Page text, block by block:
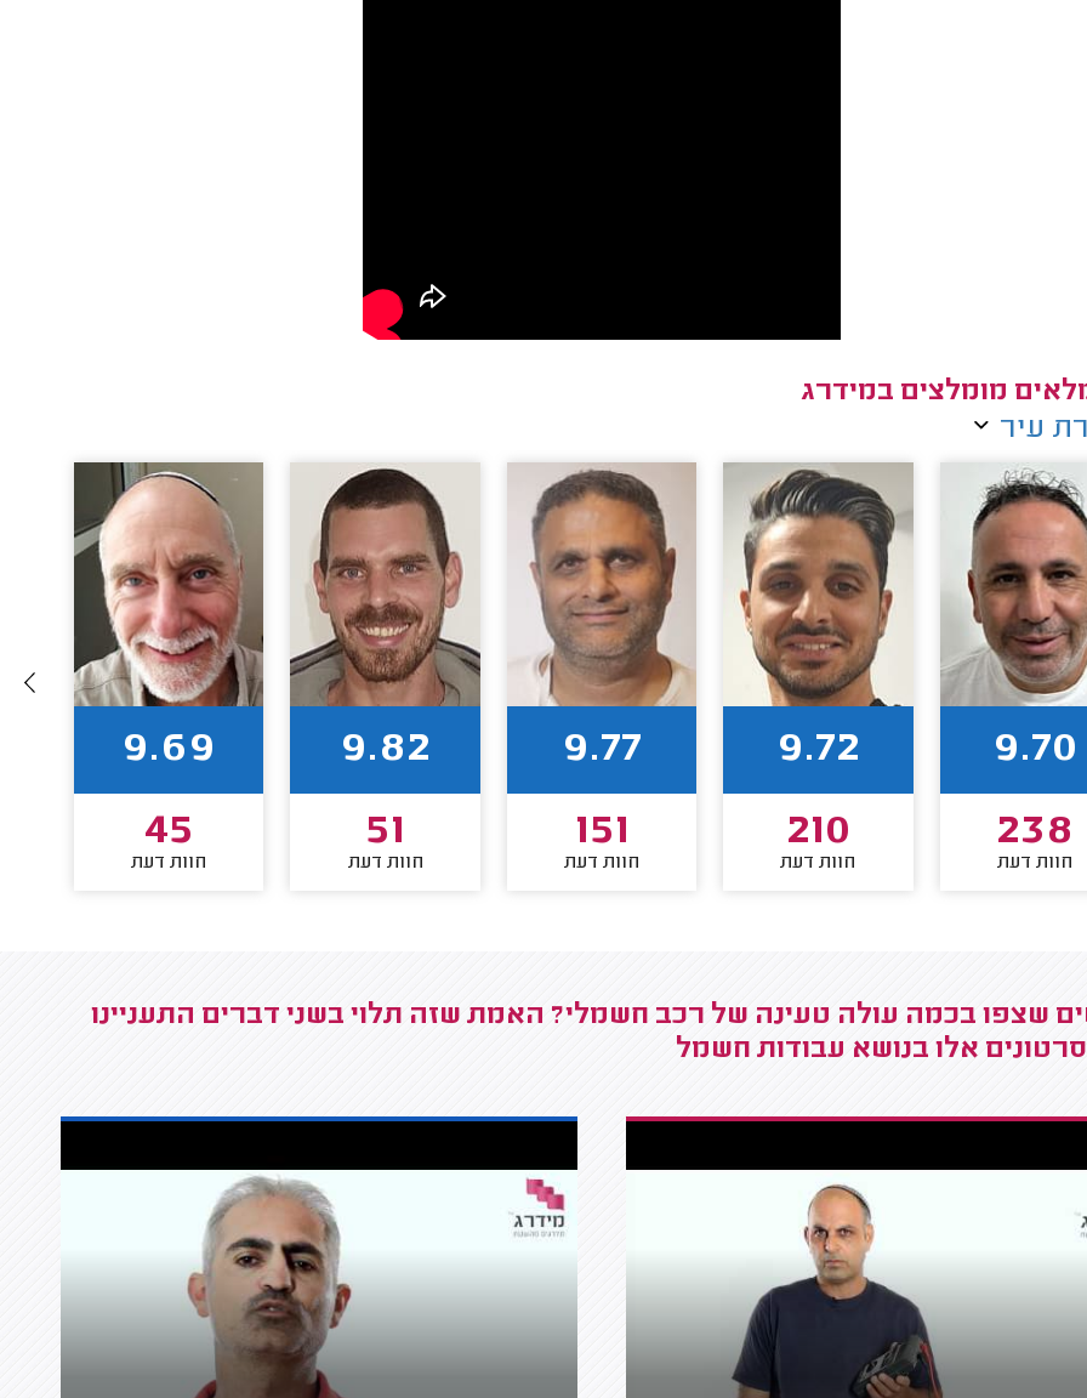
מומלצים במידרג
עיר
9.70
238
חוות דעת
9.72
210
חוות דעת
9.77
151
חוות דעת
9.82
51
חוות דעת
9.69
45
חוות דעת
שצפו בכמה עולה טעינה של רכב חשמלי? האמת שזה תלוי בשני דברים התעניינו
אלו בנושא עבודות חשמל